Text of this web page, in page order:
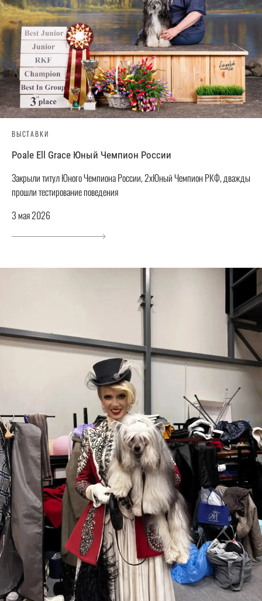
ВЫСТАВКИ
Poale Ell Grace Юный Чемпион России
Закрыли титул Юного Чемпиона России, 2хЮный Чемпион РКФ, дважды
прошли тестирование поведения
3 мая 2026